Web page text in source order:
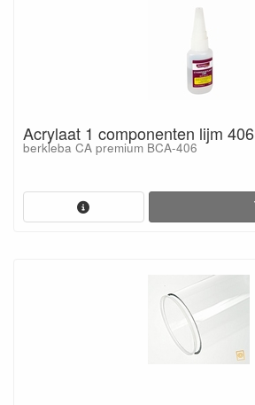
Acrylaat 1 componenten lijm 406
berkleba CA premium BCA-406